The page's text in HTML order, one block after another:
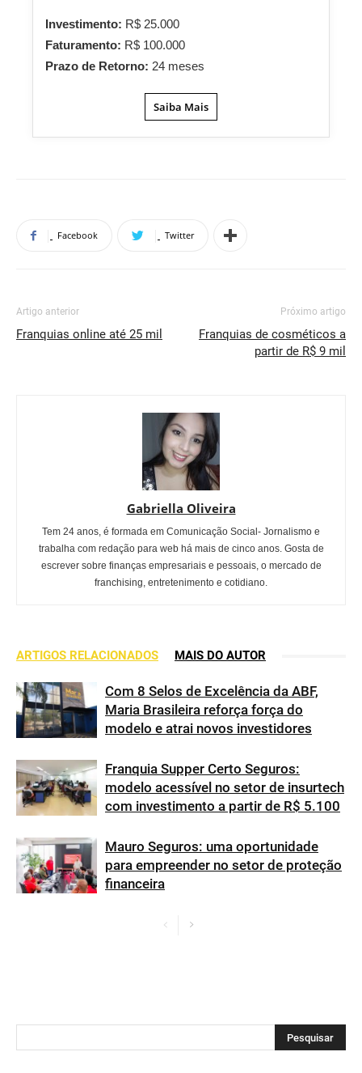
Investimento: R$ 25.000
Faturamento: R$ 100.000
Prazo de Retorno: 24 meses
Saiba Mais
Facebook Twitter
Artigo anterior
Franquias online até 25 mil
Próximo artigo
Franquias de cosméticos a
partir de R$ 9 mil
Gabriella Oliveira
Tem 24 anos, é formada em Comunicação Social- Jornalismo e
trabalha com redação para web há mais de cinco anos. Gosta de
escrever sobre finanças empresariais e pessoais, o mercado de
franchising, entretenimento e cotidiano.
ARTIGOS RELACIONADOS MAIS DO AUTOR
Com 8 Selos de Excelência da ABF,
Maria Brasileira reforça força do
modelo e atrai novos investidores
Franquia Supper Certo Seguros:
modelo acessível no setor de insurtech
com investimento a partir de R$ 5.100
Mauro Seguros: uma oportunidade
para empreender no setor de proteção
financeira